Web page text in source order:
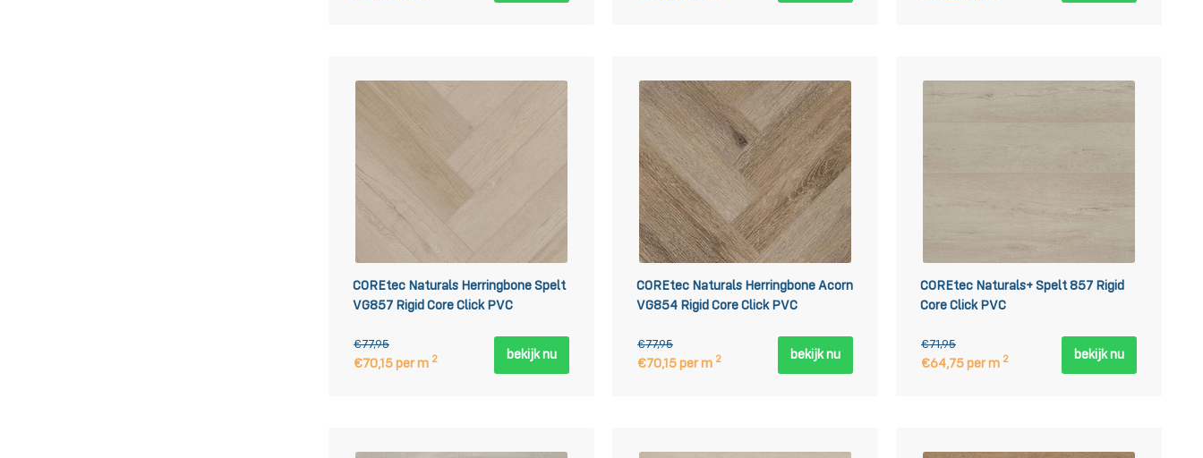
COREtec Naturals Herringbone Spelt
VG857 Rigid Core Click PVC
€77,95
€70,15 per m 2 bekijk nu
COREtec Naturals Herringbone Acorn
VG854 Rigid Core Click PVC
€77,95
€70,15 per m 2 bekijk nu
COREtec Naturals+ Spelt 857 Rigid
Core Click PVC
€71,95
€64,75 per m 2 bekijk nu